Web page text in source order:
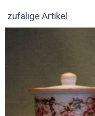
zufälige Artikel